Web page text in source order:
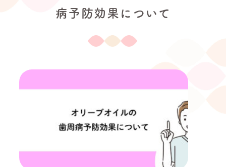
病予防効果について